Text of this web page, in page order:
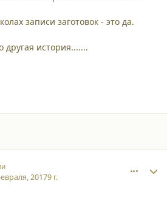
записи заготовок - это да.
история.......
20179 г.